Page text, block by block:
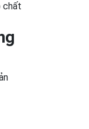
chất